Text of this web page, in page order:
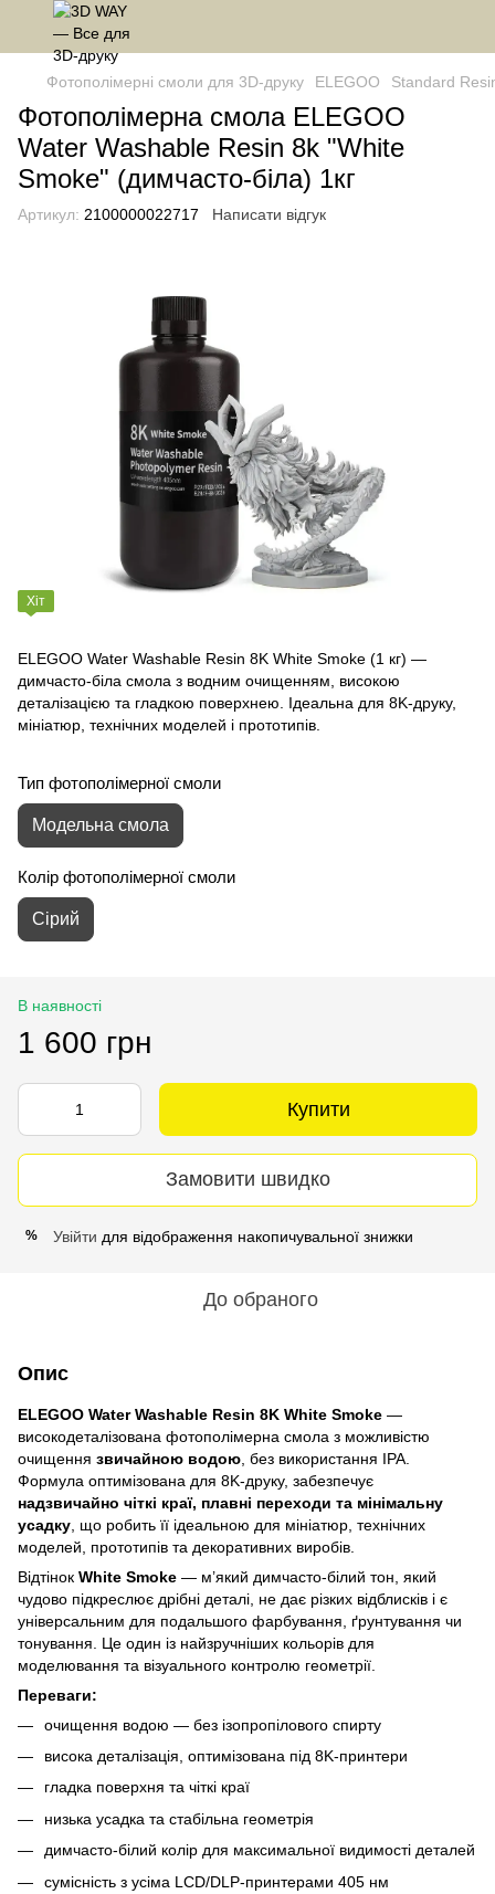
Фотополімерні смоли для 3D-друку ELEGOO Standard
Фотополімерна смола ELEGOO
Water Washable Resin 8k "White
Smoke" (димчасто-біла) 1кг
Артикул: 2100000022717 Написати відгук
Хіт
ELEGOO Water Washable Resin 8K White Smoke (1 кг) —
димчасто‑біла смола з водним очищенням, високою
деталізацією та гладкою поверхнею. Ідеальна для 8K‑друку,
мініатюр, технічних моделей і прототипів.
Тип фотополімерної смоли
Модельна смола
Колір фотополімерної смоли
Сірий
В наявності
1 600 грн
Купити
Замовити швидко
% Увійти для відображення накопичувальної знижки
До обраного
Опис
ELEGOO Water Washable Resin 8K White Smoke —
високодеталізована фотополімерна смола з можливістю
очищення звичайною водою , без використання IPA.
Формула оптимізована для 8K‑друку, забезпечує
надзвичайно чіткі краї, плавні переходи та мінімальну
усадку , що робить її ідеальною для мініатюр, технічних
моделей, прототипів та декоративних виробів.
Відтінок White Smoke — м’який димчасто‑білий тон, який
чудово підкреслює дрібні деталі, не дає різких відблисків і є
універсальним для подальшого фарбування, ґрунтування чи
тонування. Це один із найзручніших кольорів для
моделювання та візуального контролю геометрії.
Переваги:
очищення водою — без ізопропілового спирту
висока деталізація, оптимізована під 8K‑принтери
гладка поверхня та чіткі краї
низька усадка та стабільна геометрія
димчасто‑білий колір для максимальної видимості деталей
сумісність з усіма LCD/DLP‑принтерами 405 нм